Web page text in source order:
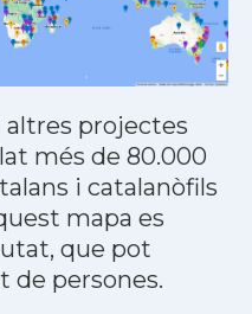
projectes
més de 80.000
i catalanòfils
mapa es
que pot
de persones.